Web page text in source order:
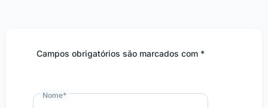
Campos obrigatórios são marcados com *
Nome*